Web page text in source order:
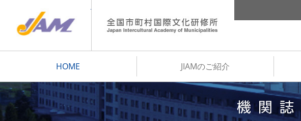
HOME JIAMのご紹介